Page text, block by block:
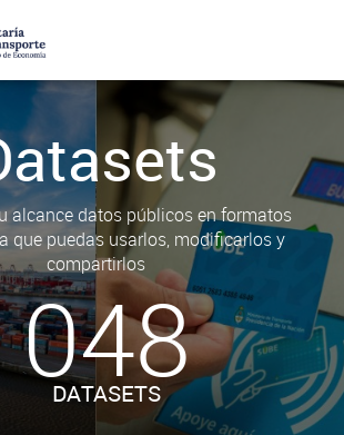
alcance datos públicos en formatos
que puedas usarlos, modificarlos y
compartirlos
048
DATASETS